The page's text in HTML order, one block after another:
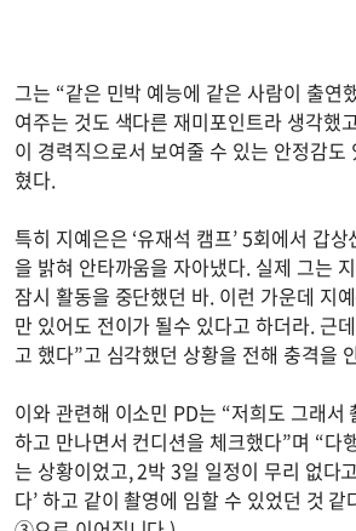
그는 “같은 민박 예능에 같은 사람이 출연
여주는 것도 색다른 재미포인트라 생각했
이 경력직으로서 보여줄 수 있는 안정감도
혔다.
특히 지예은은 ‘유재석 캠프’ 5회에서 갑
을 밝혀 안타까움을 자아냈다. 실제 그는
잠시 활동을 중단했던 바. 이런 가운데 지
만 있어도 전이가 될수 있다고 하더라. 근
고 했다”고 심각했던 상황을 전해 충격을
이와 관련해 이소민 PD는 “저희도 그래서
하고 만나면서 컨디션을 체크했다”며 “다
는 상황이었고, 2박 3일 일정이 무리 없다
다’ 하고 같이 촬영에 임할 수 있었던 것